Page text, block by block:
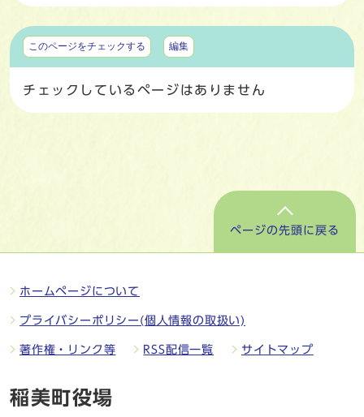
マイページ
このページをチェックする 編集
チェックしているページはありません
ページの先頭に戻る
ホームページについて
プライバシーポリシー(個人情報の取扱い)
著作権・リンク等 RSS配信一覧 サイトマップ
稲美町役場